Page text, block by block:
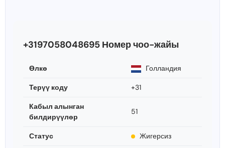
+3197058048695 Номер чоо-жайы
Өлкө Голландия
Терүү коду +31
Кабыл алынган
билдирүүлөр
51
Статус Жигерсиз